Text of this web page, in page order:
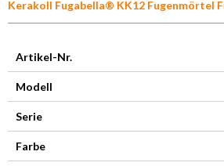
Kerakoll Fugabella® KK12 Fugenmörtel
Artikel-Nr.
Modell
Serie
Farbe